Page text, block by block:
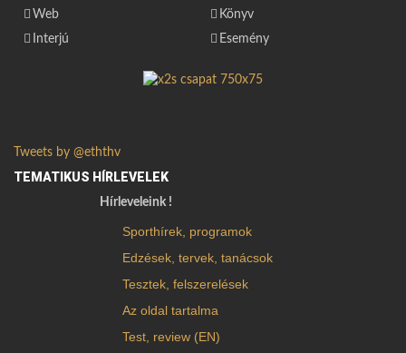
Web
Interjú
Könyv
Esemény
Tweets by @eththv
TEMATIKUS HÍRLEVELEK
Hírleveleink !
Sporthírek, programok
Edzések, tervek, tanácsok
Tesztek, felszerelések
Az oldal tartalma
Test, review (EN)